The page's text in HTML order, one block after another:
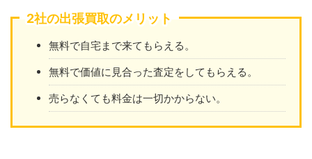
2社の出張買取のメリット
無料で自宅まで来てもらえる。
無料で価値に見合った査定をしてもらえる。
売らなくても料金は一切かからない。